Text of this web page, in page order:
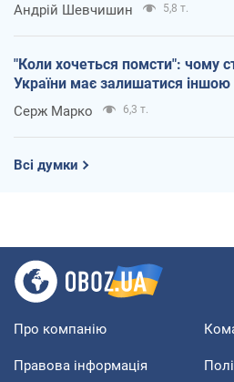
Андрій Шевчишин 5,8 т.
"Коли хочеться помсти": чому
України має залишатися іншою
Серж Марко 6,3 т.
Всі думки
Про компанію
Правова інформація